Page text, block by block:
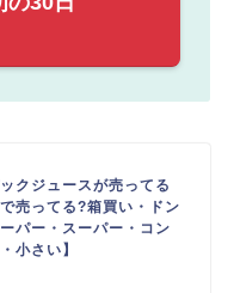
クジュースが売ってる
売ってる?箱買い・ドン
パー・スーパー・コン
小さい】